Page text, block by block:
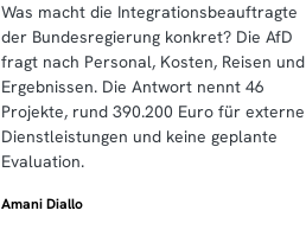
Was macht die Integrationsbeauftragte
der Bundesregierung konkret? Die AfD
fragt nach Personal, Kosten, Reisen und
Ergebnissen. Die Antwort nennt 46
Projekte, rund 390.200 Euro für externe
Dienstleistungen und keine geplante
Evaluation.
Amani Diallo